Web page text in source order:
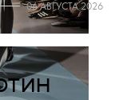
06 АВГУСТА 2026